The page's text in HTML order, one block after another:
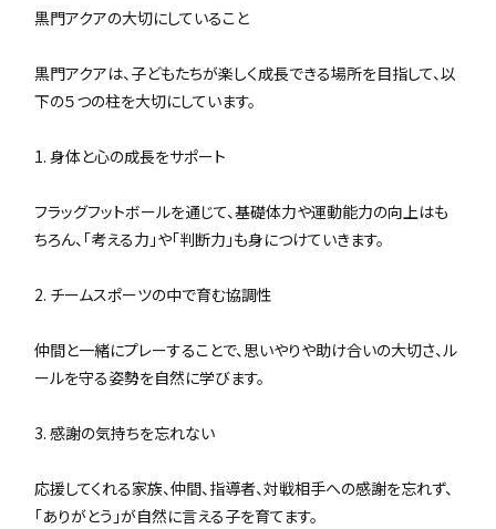
黒門アクアの大切にしていること
黒門アクアは、子どもたちが楽しく成長できる場所を目指して、以
下の５つの柱を大切にしています。
1. 身体と心の成長をサポート
フラッグフットボールを通じて、基礎体力や運動能力の向上はも
ちろん、「考える力」や「判断力」も身につけていきます。
2. チームスポーツの中で育む協調性
仲間と一緒にプレーすることで、思いやりや助け合いの大切さ、ル
ールを守る姿勢を自然に学びます。
3. 感謝の気持ちを忘れない
応援してくれる家族、仲間、指導者、対戦相手への感謝を忘れず、
「ありがとう」が自然に言える子を育てます。